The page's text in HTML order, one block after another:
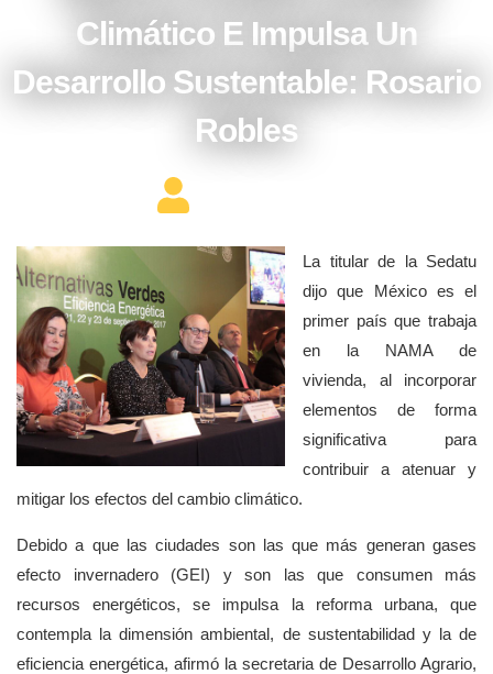
Climático E Impulsa Un
Desarrollo Sustentable: Rosario
Robles
La titular de la Sedatu
dijo que México es el
primer país que trabaja
en la NAMA de
vivienda, al incorporar
elementos de forma
significativa para
contribuir a atenuar y
mitigar los efectos del cambio climático.
Debido a que las ciudades son las que más generan gases
efecto invernadero (GEI) y son las que consumen más
recursos energéticos, se impulsa la reforma urbana, que
contempla la dimensión ambiental, de sustentabilidad y la de
eficiencia energética, afirmó la secretaria de Desarrollo Agrario,